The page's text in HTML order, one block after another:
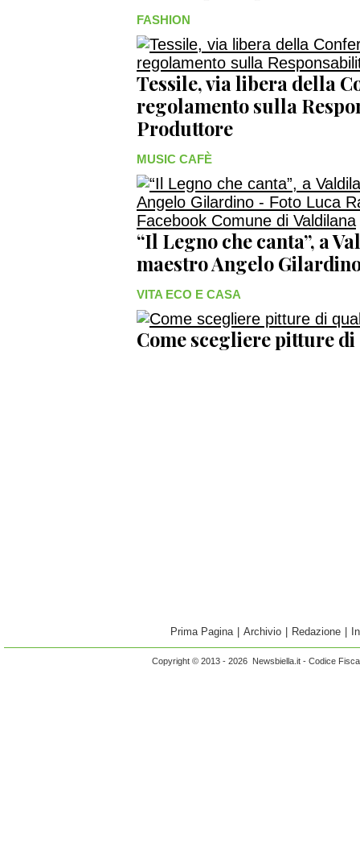
FASHION
Tessile, via libera della
regolamento sulla
Produttore
MUSIC CAFÈ
“Il Legno che canta”, a
maestro Angelo
VITA ECO E CASA
Come scegliere pitture
Prima Pagina Archivio Redazione
Copyright © 2013 - 2026 Newsbiella.it - Codice